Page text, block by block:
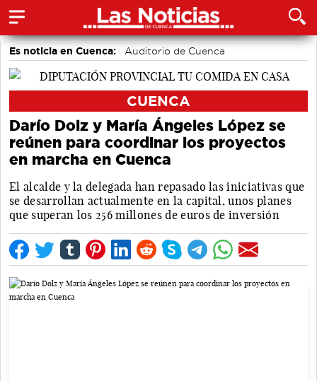
Es noticia en Cuenca: Auditorio de Cuenca
CUENCA
Darío Dolz y María Ángeles López se
reúnen para coordinar los proyectos
en marcha en Cuenca
El alcalde y la delegada han repasado las iniciativas que
se desarrollan actualmente en la capital, unos planes
que superan los 256 millones de euros de inversión